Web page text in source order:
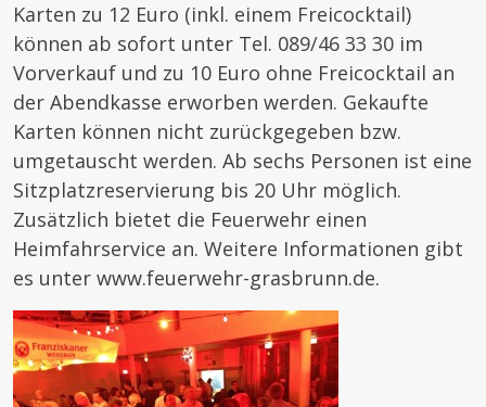
Karten zu 12 Euro (inkl. einem Freicocktail)
können ab sofort unter Tel. 089/46 33 30 im
Vorverkauf und zu 10 Euro ohne Freicocktail an
der Abendkasse erworben werden. Gekaufte
Karten können nicht zurückgegeben bzw.
umgetauscht werden. Ab sechs Personen ist eine
Sitzplatzreservierung bis 20 Uhr möglich.
Zusätzlich bietet die Feuerwehr einen
Heimfahrservice an. Weitere Informationen gibt
es unter www.feuerwehr-grasbrunn.de.